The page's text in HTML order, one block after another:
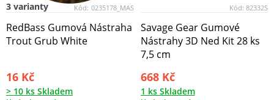
Kód: 0235178_MAS
3 varianty
RedBass Gumová Nástraha
Trout Grub White
16 Kč
> 10 ks Skladem
Kód: 82332S
Savage Gear Gumové
Nástrahy 3D Ned Kit 28 ks
7,5 cm
668 Kč
1 ks Skladem